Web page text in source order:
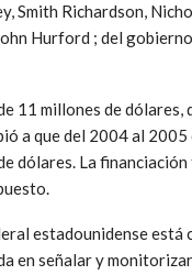
Smith Richardson,
Hurford ; del
11 millones de dólares,
a que del 2004 al
dólares. La
estadounidense está
en señalar y